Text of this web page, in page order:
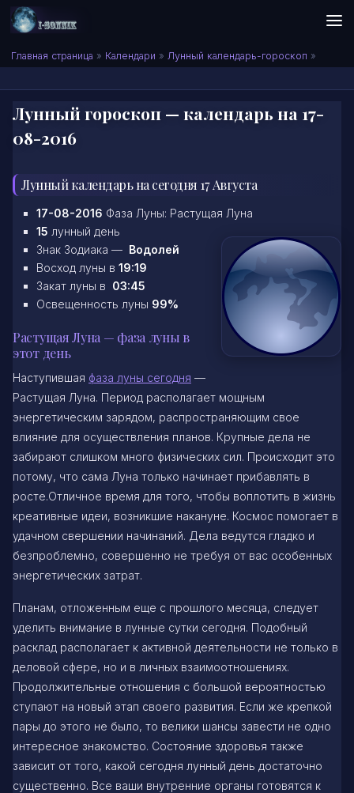
Skip to content
Сонник I-SONNIK.COM
Главная страница » Календари » Лунный календарь-гороскоп »
Лунный гороскоп — календарь на 17-
08-2016
Лунный календарь на сегодня 17 Августа
17-08-2016 Фаза Луны: Растущая Луна
15 лунный день
Знак Зодиака — Водолей
Восход луны в 19:19
Закат луны в 03:45
Освещенность луны 99%
Растущая Луна — фаза луны в
этот день
Наступившая фаза луны сегодня —
Растущая Луна. Период располагает мощным
энергетическим зарядом, распространяющим свое
влияние для осуществления планов. Крупные дела не
забирают слишком много физических сил. Происходит это
потому, что сама Луна только начинает прибавлять в
росте.Отличное время для того, чтобы воплотить в жизнь
креативные идеи, возникшие накануне. Космос помогает в
удачном свершении начинаний. Дела ведутся гладко и
безпроблемно, совершенно не требуя от вас особенных
энергетических затрат.
Планам, отложенным еще с прошлого месяца, следует
уделить внимание в лунные сутки сегодня. Подобный
расклад располагает к активной деятельности не только в
деловой сфере, но и в личных взаимоотношениях.
Продолжительные отношения с большой вероятностью
ступают на новый этап своего развития. Если же крепкой
пары до этого не было, то велики шансы завести не одно
интересное знакомство. Состояние здоровья также
зависит от того, какой сегодня лунный день достаточно
существенно. Все ваши внутренние органы готовятся к